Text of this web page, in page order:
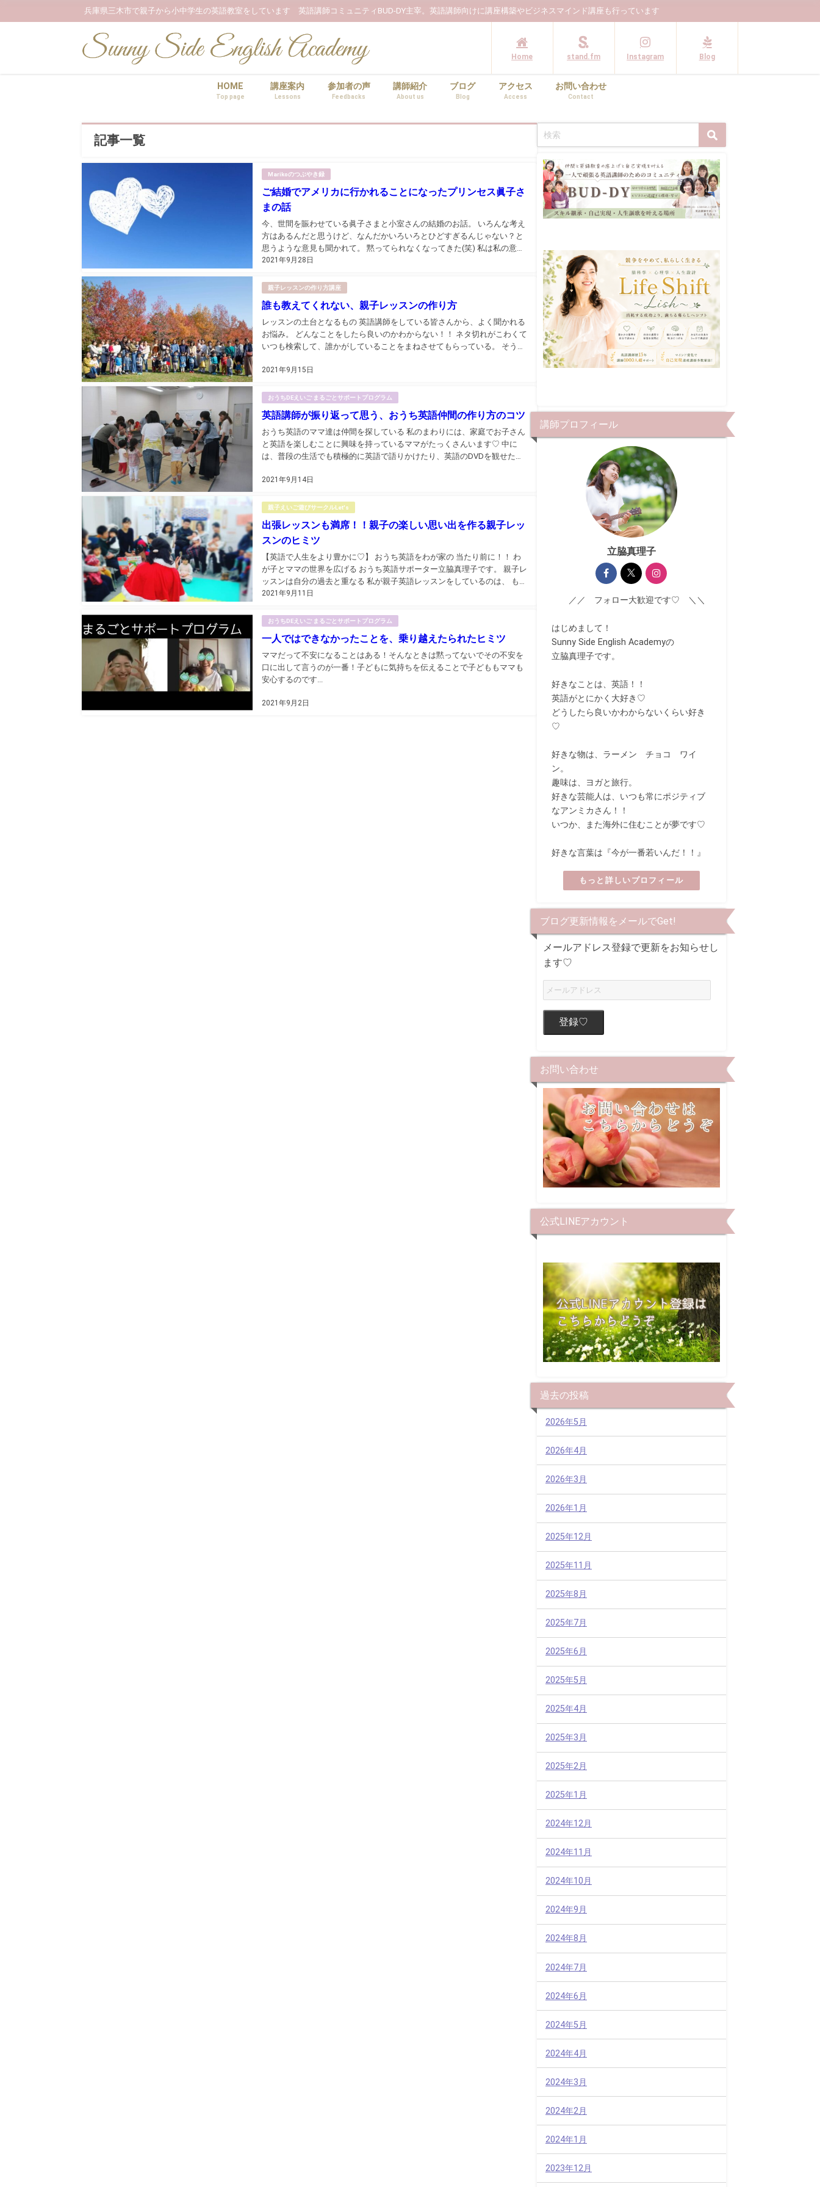
兵庫県三木市で親子から小中学生の英語教室をしています 英語講師コミュニティBUD-DY主宰。英語講師向けに講座構築やビジネスマインド講座も行っています
Home stand.fm Instagram Blog
HOME
Top page
講座案内
Lessons
参加者の声
Feedbacks
講師紹介
About us
ブログ
Blog
アクセス
Access
お問い合わせ
Contact
記事一覧
Marikoのつぶやき録
ご結婚でアメリカに行かれることになったプリンセス眞子さ
まの話
2021年9月28日
今、世間を賑わせている眞子さまと小室さんの結婚のお話。 いろんな考え
方はあるんだと思うけど、なんだかいろいろとひどすぎるんじゃない？と
思うような意見も聞かれて。 黙ってられなくなってきた(笑) 私は私の意見
を勝手に語ります。 皇室についてはずっと興味深く見ているわけじゃない
親子レッスンの作り方講座
誰も教えてくれない、親子レッスンの作り方
2021年9月15日
レッスンの土台となるもの 英語講師をしている皆さんから、よく聞かれる
お悩み。 どんなことをしたら良いのかわからない！！ ネタ切れがこわくて
いつも検索して、誰かがしていることをまねさせてもらっている。 そうな
れを作ってレッスンを展開していくんです。 そう...
おうちDEえいご まるごとサポートプログラム
英語講師が振り返って思う、おうち英語仲間の作り方のコツ
2021年9月14日
おうち英語のママ達は仲間を探している 私のまわりには、家庭でお子さん
と英語を楽しむことに興味を持っているママがたっくさんいます♡ 中に
は、普段の生活でも積極的に英語で語りかけたり、英語のDVDを観せたり
どのママは英語への取り組みは外ではひかえめにしていま...
親子えいご遊びサークルLet's
出張レッスンも満席！！親子の楽しい思い出を作る親子レッ
スンのヒミツ
2021年9月11日
【英語で人生をより豊かに♡】 おうち英語をわが家の 当たり前に！！ わ
が子とママの世界を広げる おうち英語サポーター立脇真理子です。 親子レ
ッスンは自分の過去と重なる 私が親子英語レッスンをしているのは、 もち
ろん親子が大好きだから♡ でも、それだけではないんです。 一人で2人の
おうちDEえいご まるごとサポートプログラム
一人ではできなかったことを、乗り越えたられたヒミツ
2021年9月2日
ママだって不安になることはある！そんなときは黙ってないでその不安を
口に出して言うのが一番！子どもに気持ちを伝えることで子どももママも
安心するのです...
講師プロフィール
立脇真理子
／／ フォロー大歓迎です♡ ＼＼
はじめまして！
Sunny Side English Academyの
立脇真理子です。
好きなことは、英語！！
英語がとにかく大好き♡
どうしたら良いかわからないくらい好き
♡
好きな物は、ラーメン チョコ ワイ
ン。
趣味は、ヨガと旅行。
好きな芸能人は、いつも常にポジティブ
なアンミカさん！！
いつか、また海外に住むことが夢です♡
好きな言葉は『今が一番若いんだ！！』
もっと詳しいプロフィール
ブログ更新情報をメールでGet!
メールアドレス登録で更新をお知らせし
ます♡
登録♡
お問い合わせ
公式LINEアカウント
過去の投稿
2026年5月
2026年4月
2026年3月
2026年1月
2025年12月
2025年11月
2025年8月
2025年7月
2025年6月
2025年5月
2025年4月
2025年3月
2025年2月
2025年1月
2024年12月
2024年11月
2024年10月
2024年9月
2024年8月
2024年7月
2024年6月
2024年5月
2024年4月
2024年3月
2024年2月
2024年1月
2023年12月